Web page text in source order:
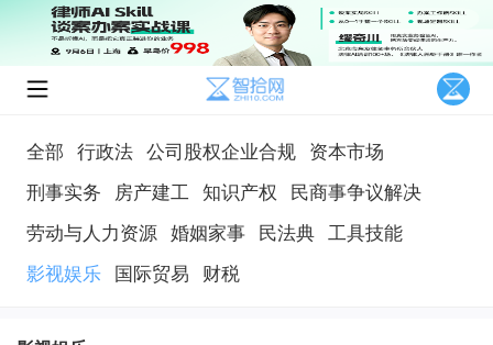
全部 行政法 公司股权企业合规 资本市场
刑事实务 房产建工 知识产权 民商事争议解决
劳动与人力资源 婚姻家事 民法典 工具技能
影视娱乐 国际贸易 财税